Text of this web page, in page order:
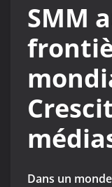
SMM
Dans un